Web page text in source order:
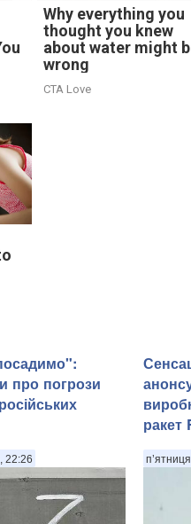
Why everything you
thought you knew
about water might
wrong
CTA Love
про погрози
22:26
ракет